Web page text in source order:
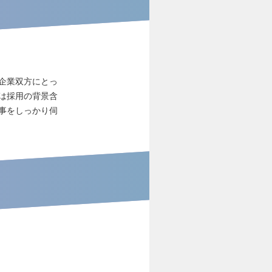
業双方にとっ
採用の背景含
をしっかり伺